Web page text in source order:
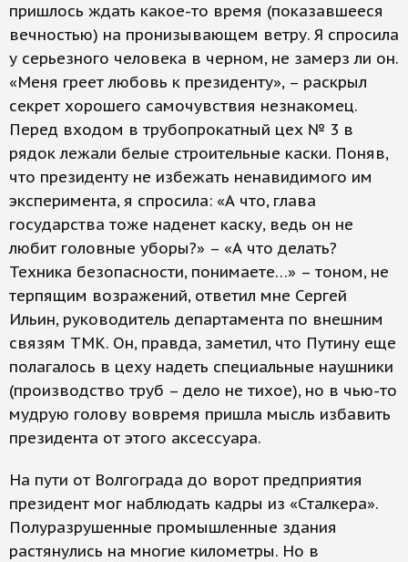
пришлось ждать какое-то время (показавшееся
вечностью) на пронизывающем ветру. Я спросила
у серьезного человека в черном, не замерз ли он.
«Меня греет любовь к президенту», – раскрыл
секрет хорошего самочувствия незнакомец.
Перед входом в трубопрокатный цех № 3 в
рядок лежали белые строительные каски. Поняв,
что президенту не избежать ненавидимого им
эксперимента, я спросила: «А что, глава
государства тоже наденет каску, ведь он не
любит головные уборы?» – «А что делать?
Техника безопасности, понимаете…» – тоном, не
терпящим возражений, ответил мне Сергей
Ильин, руководитель департамента по внешним
связям ТМК. Он, правда, заметил, что Путину еще
полагалось в цеху надеть специальные наушники
(производство труб – дело не тихое), но в чью-то
мудрую голову вовремя пришла мысль избавить
президента от этого аксессуара.
На пути от Волгограда до ворот предприятия
президент мог наблюдать кадры из «Сталкера».
Полуразрушенные промышленные здания
растянулись на многие километры. Но в